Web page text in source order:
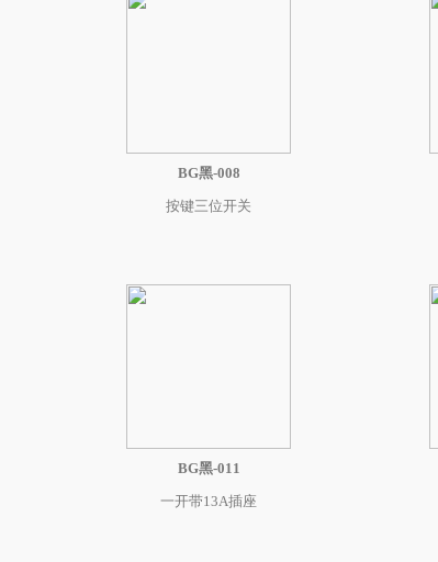
BG黑-008
按键三位开关
BG黑-011
一开带13A插座